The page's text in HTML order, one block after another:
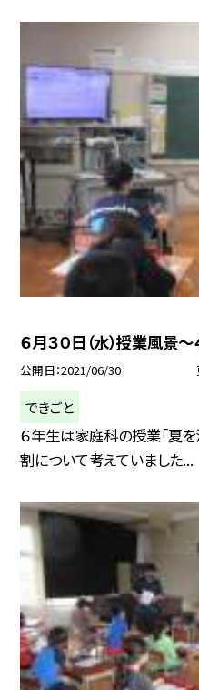
６月３０日（水）授業風景
公開日 2021/06/30
できごと
６年生は家庭科の授業「夏を
割について考えていました...